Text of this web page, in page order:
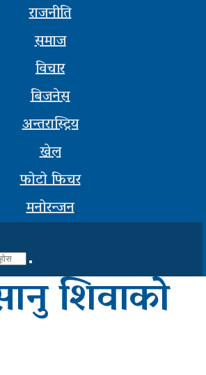
राजनीति
समाज
विचार
बिजनेस
अन्तरास्ट्रिय
खेल
फोटो फिचर
मनोरन्जन
शिवाको